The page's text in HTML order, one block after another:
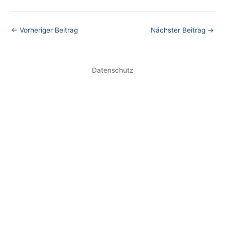
← Vorheriger Beitrag Nächster Beitrag →
Datenschutz